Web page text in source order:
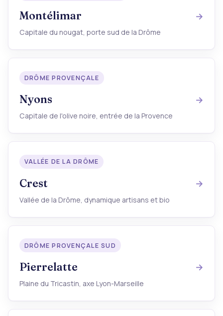
Montélimar
Capitale du nougat, porte sud de la Drôme
DRÔME PROVENÇALE
Nyons
Capitale de l'olive noire, entrée de la Provence
VALLÉE DE LA DRÔME
Crest
Vallée de la Drôme, dynamique artisans et bio
DRÔME PROVENÇALE SUD
Pierrelatte
Plaine du Tricastin, axe Lyon-Marseille